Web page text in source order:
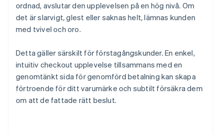
ordnad, avslutar den upplevelsen på en hög nivå. Om
det är slarvigt, glest eller saknas helt, lämnas kunden
med tvivel och oro.
Detta gäller särskilt för förstagångskunder. En enkel,
intuitiv checkout upplevelse tillsammans med en
genomtänkt sida för genomförd betalning kan skapa
förtroende för ditt varumärke och subtilt försäkra dem
om att de fattade rätt beslut.